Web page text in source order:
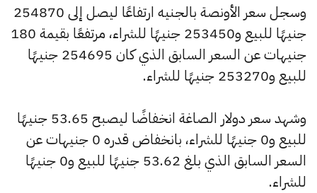
وسجل سعر الأونصة بالجنيه ارتفاعًا ليصل إلى 254870
جنيهًا للبيع و253450 جنيهًا للشراء، مرتفعًا بقيمة 180
جنيهات عن السعر السابق الذي كان 254695 جنيهًا
للبيع و253270 جنيهًا للشراء.
وشهد سعر دولار الصاغة انخفاضًا ليصبح 53.65 جنيهًا
للبيع و0 جنيهًا للشراء، بانخفاض قدره 0 جنيهات عن
السعر السابق الذي بلغ 53.62 جنيهًا للبيع و0 جنيهًا
للشراء.